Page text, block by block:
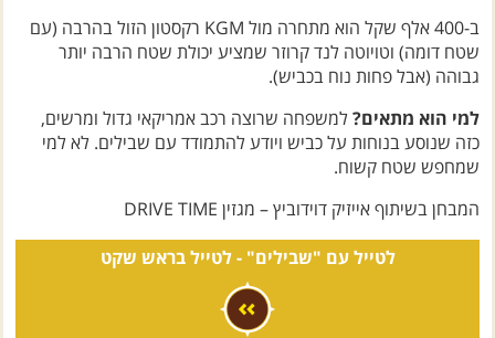
ב-400 אלף שקל הוא מתחרה מול KGM רקסטון הזול בהרבה (עם
שטח דומה) וטויוטה לנד קרוזר שמציע יכולת שטח הרבה יותר
גבוהה (אבל פחות נוח בכביש).
למי הוא מתאים? למשפחה שרוצה רכב אמריקאי גדול ומרשים,
כזה שנוסע בנוחות על כביש ויודע להתמודד עם שבילים. לא למי
שמחפש שטח קשוח.
המבחן בשיתוף אייזיק דוידוביץ – מגזין DRIVE TIME
לטייל עם "שבילים" -לטייל בראש שקט